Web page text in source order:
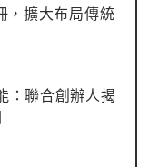
擴大布局傳統
：聯合創辦人揭